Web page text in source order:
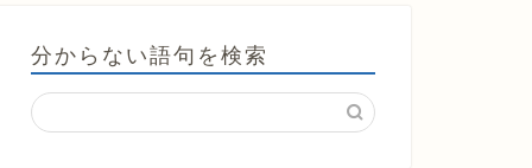
分からない語句を検索